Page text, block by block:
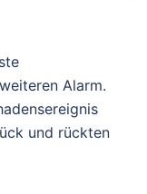
Alarm.
und rückten